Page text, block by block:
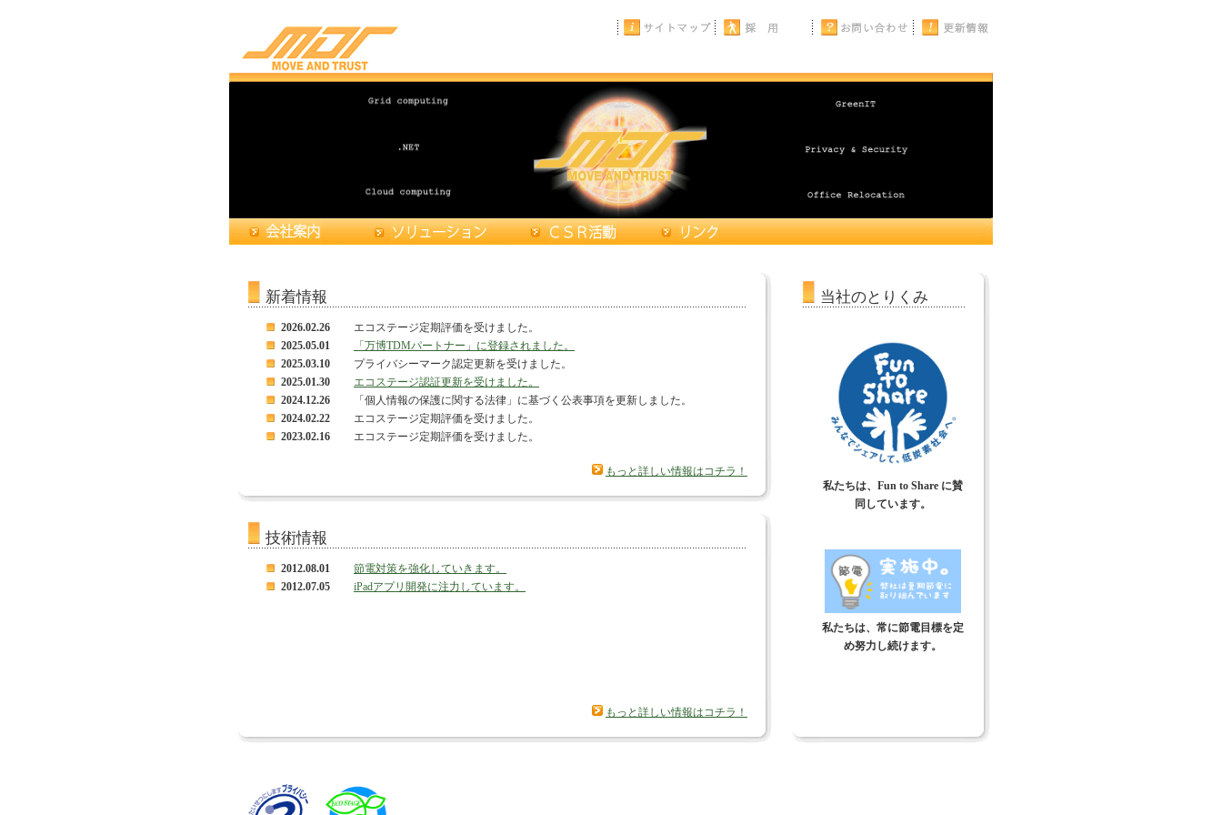
新着情報
2026.02.26
エコステージ定期評価を受けました。
2025.05.01
「万博TDMパートナー」に登録されました。
2025.03.10
プライバシーマーク認定更新を受けました。
2025.01.30
エコステージ認証更新を受けました。
2024.12.26
「個人情報の保護に関する法律」に基づく公表事項を更新しました。
2024.02.22
エコステージ定期評価を受けました。
2023.02.16
エコステージ定期評価を受けました。
もっと詳しい情報はコチラ！
技術情報
2012.08.01
節電対策を強化していきます。
2012.07.05
iPadアプリ開発に注力しています。
もっと詳しい情報はコチラ！
当社のとりくみ
私たちは、Fun to Share に賛
同しています。
私たちは、常に節電目標を定
め努力し続けます。